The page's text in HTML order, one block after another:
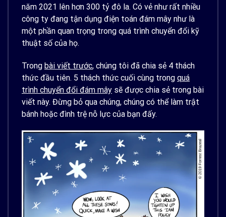
năm 2021 lên hơn 300 tỷ đô la. Có vẻ như rất nhiều
công ty đang tận dụng điện toán đám mây như là
một phần quan trọng trong quá trình chuyển đổi kỹ
thuật số của họ.
Trong bài viết trước, chúng tôi đã chia sẻ 4 thách
thức đầu tiên. 5 thách thức cuối cùng trong quá
trình chuyển đổi đám mây sẽ được chia sẻ trong bài
viết này. Đừng bỏ qua chúng, chúng có thể làm trật
bánh hoặc đình trệ nỗ lực của bạn đấy.